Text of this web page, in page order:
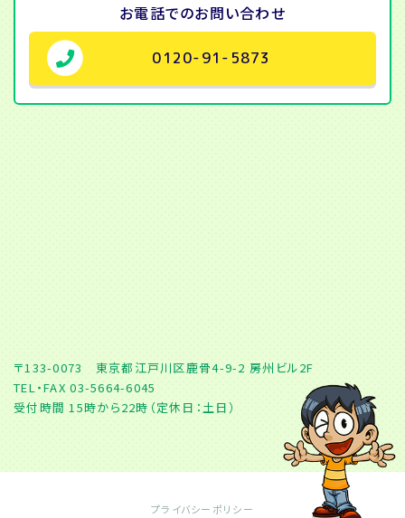
お電話でのお問い合わせ
0120-91-5873
〒133-0073 東京都江戸川区鹿骨4-9-2 房州ビル2F
TEL・FAX 03-5664-6045
受付時間 15時から22時（定休日：土日）
プライバシーポリシー